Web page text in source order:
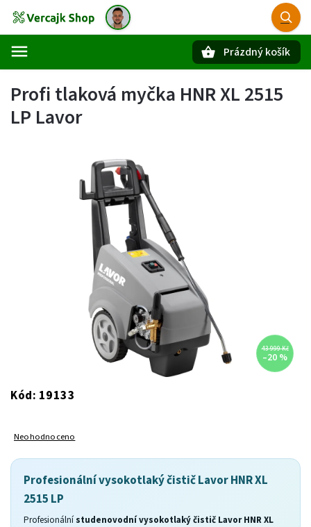
Prázdný košík
Profi tlaková myčka HNR XL 2515
LP Lavor
43 999 Kč
–20 %
Kód: 19133
Neohodnoceno
Profesionální vysokotlaký čistič Lavor HNR XL
2515 LP
Profesionálnístudenovodní vysokotlaký čistič Lavor HNR XL